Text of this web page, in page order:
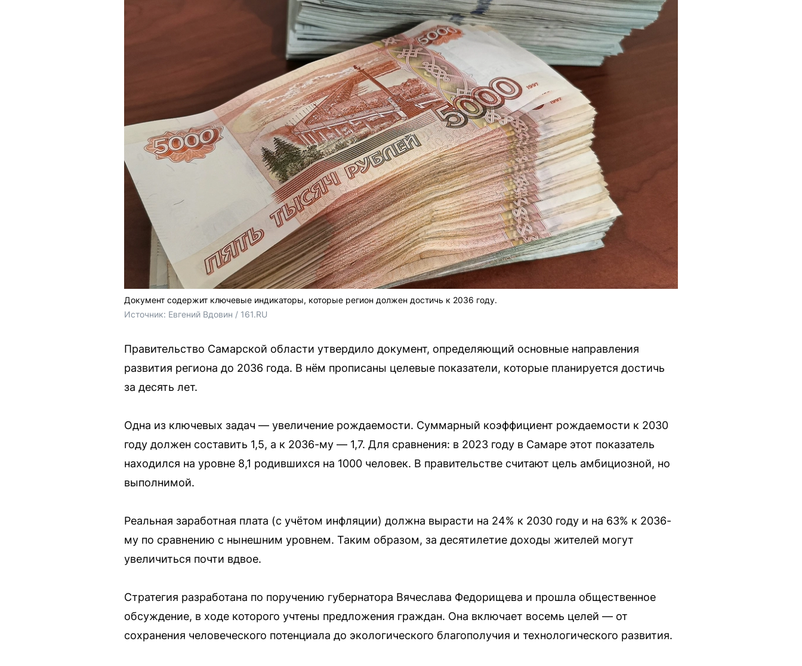
Документ содержит ключевые индикаторы, которые регион должен достичь к 2036 году.
Источник: Евгений Вдовин / 161.RU
Правительство Самарской области утвердило документ, определяющий основные направления
развития региона до 2036 года. В нём прописаны целевые показатели, которые планируется достичь
за десять лет.
Одна из ключевых задач — увеличение рождаемости. Суммарный коэффициент рождаемости к 2030
году должен составить 1,5, а к 2036-му — 1,7. Для сравнения: в 2023 году в Самаре этот показатель
находился на уровне 8,1 родившихся на 1000 человек. В правительстве считают цель амбициозной, но
выполнимой.
Реальная заработная плата (с учётом инфляции) должна вырасти на 24% к 2030 году и на 63% к 2036-
му по сравнению с нынешним уровнем. Таким образом, за десятилетие доходы жителей могут
увеличиться почти вдвое.
Стратегия разработана по поручению губернатора Вячеслава Федорищева и прошла общественное
обсуждение, в ходе которого учтены предложения граждан. Она включает восемь целей — от
сохранения человеческого потенциала до экологического благополучия и технологического развития.